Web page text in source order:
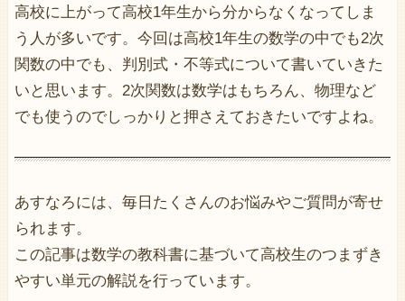
高校に上がって高校1年生から分からなくなってしま
う人が多いです。今回は高校1年生の数学の中でも2次
関数の中でも、判別式・不等式について書いていきた
いと思います。2次関数は数学はもちろん、物理など
でも使うのでしっかりと押さえておきたいですよね。
あすなろには、毎日たくさんのお悩みやご質問が寄せ
られます。
この記事は数学の教科書に基づいて高校生のつまずき
やすい単元の解説を行っています。